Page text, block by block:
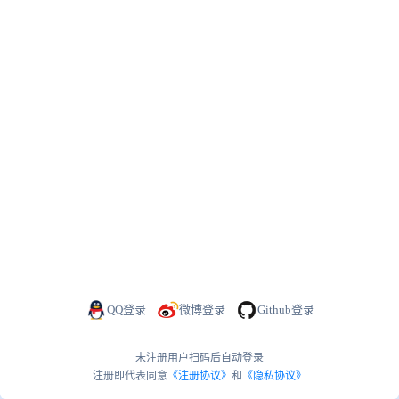
未注册用户扫码后自动登录
注册即代表同意 《注册协议》 和 《隐私协议》
QQ登录 微博登录 Github登录